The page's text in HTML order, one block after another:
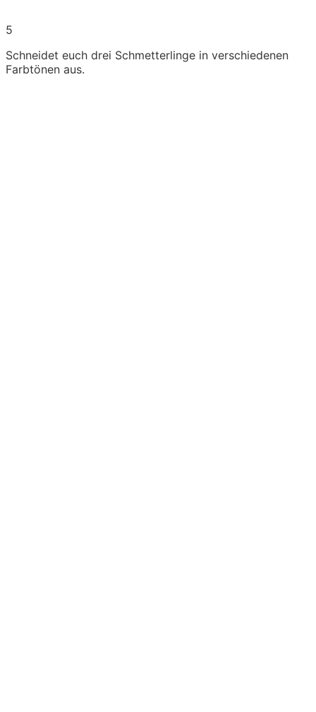
5
Schneidet euch drei Schmetterlinge in verschiedenen
Farbtönen aus.